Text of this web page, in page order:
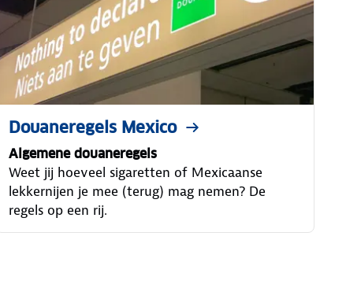
Douaneregels Mexico
Algemene douaneregels
Weet jij hoeveel sigaretten of Mexicaanse
lekkernijen je mee (terug) mag nemen? De
regels op een rij.